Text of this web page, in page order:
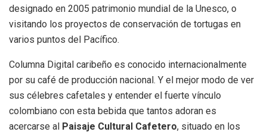
designado en 2005 patrimonio mundial de la Unesco, o
visitando los proyectos de conservación de tortugas en
varios puntos del Pacífico.
Columna Digital caribeño es conocido internacionalmente
por su café de producción nacional. Y el mejor modo de ver
sus célebres cafetales y entender el fuerte vínculo
colombiano con esta bebida que tantos adoran es
acercarse al Paisaje Cultural Cafetero, situado en los